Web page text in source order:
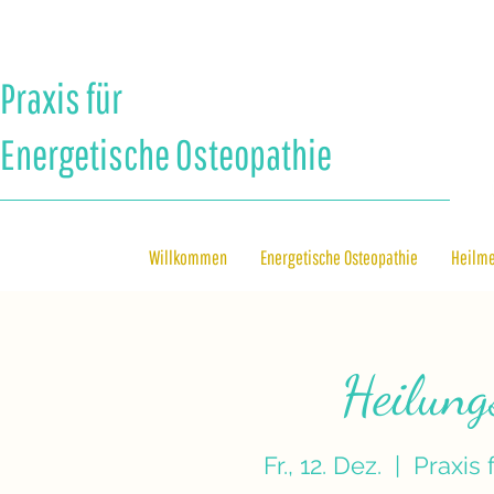
Praxis für
Energetische Osteopathie
Willkommen Energetische Osteopathie
Fr., 12. Dez.
  |
Praxis